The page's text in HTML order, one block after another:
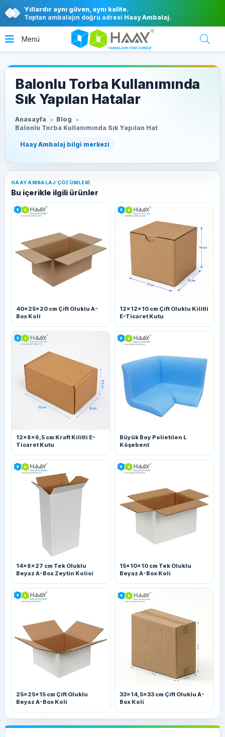
Yıllardır aynı güven, aynı kalite.
Toptan ambalajın doğru adresi Haay Ambalaj.
Balonlu Torba Kullanımında
Sık Yapılan Hatalar
Anasayfa
Blog
Balonlu Torba Kullanımında Sık Yapılan Hat
HAAY AMBALAJ ÇÖZÜMLERI
Bu içerikle ilgili ürünler
40x25x20 cm Çift Oluklu A-
Box Koli
12x12x10 cm Çift Oluklu Kilitli
E-Ticaret Kutu
12x8x6,5 cm Kraft Kilitli E-
Ticaret Kutu
Büyük Boy Polietilen L
Köşebent
14x8x27 cm Tek Oluklu
Beyaz A-Box Zeytin Kolisi
15x10x10 cm Tek Oluklu
Beyaz A-Box Koli
25x25x15 cm Çift Oluklu
Beyaz A-Box Koli
33x14,5x33 cm Çift Oluklu A-
Box Koli